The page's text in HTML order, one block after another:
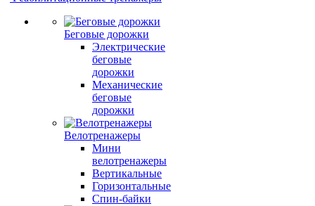
Беговые дорожки
Электрические
беговые
дорожки
Механические
беговые
дорожки
Велотренажеры
Мини
велотренажеры
Вертикальные
Горизонтальные
Спин-байки